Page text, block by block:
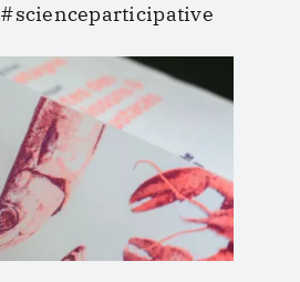
#scienceparticipative